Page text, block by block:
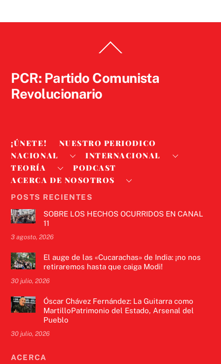
To
PCR: Partido Comunista
Revolucionario
¡ÚNETE!
NUESTRO PERIODICO
NACIONAL
INTERNACIONAL
TEORÍA
PODCAST
ACERCA DE NOSOTROS
POSTS RECIENTES
SOBRE LOS HECHOS OCURRIDOS EN CANAL
11
3 agosto, 2026
El auge de las «Cucarachas» de India: ¡no nos
retiraremos hasta que caiga Modi!
30 julio, 2026
Óscar Chávez Fernández: La Guitarra como
MartilloPatrimonio del Estado, Arsenal del
Pueblo
30 julio, 2026
ACERCA